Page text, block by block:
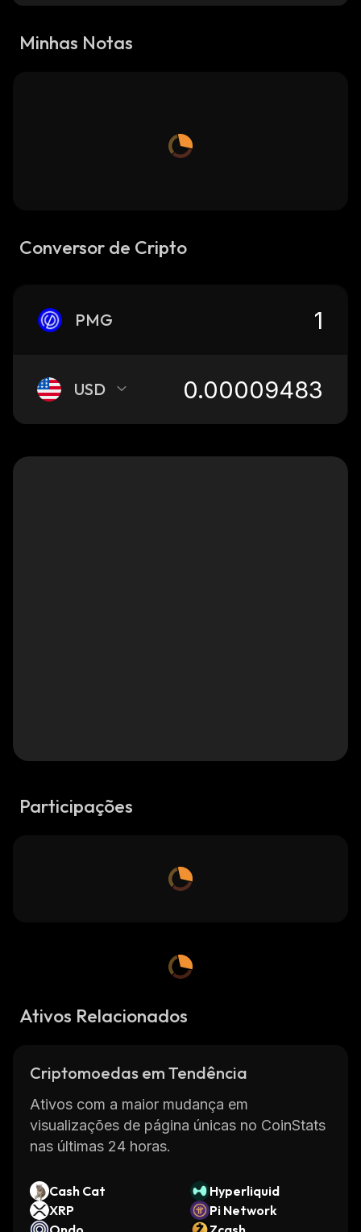
Minhas Notas
Conversor de Cripto
PMG
USD
Participações
Ativos Relacionados
Criptomoedas em Tendência
Ativos com a maior mudança em
visualizações de página únicas no CoinStats
nas últimas 24 horas.
Cash Cat
Hyperliquid
XRP
Pi Network